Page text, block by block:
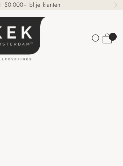
50.000+ blije klanten
Zoeken